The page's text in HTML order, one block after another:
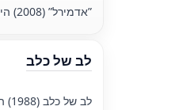
”אדמירל” (2008) היא דרמה היסטורית רוסית המבוססת על חייו ועבודתו של אדמירל קולצ 'אק במלחמת האזרחים.
לב של כלב
לב של כלב (1988) הוא סרט סובייטי, עיבוד לרומן של מיכאיל בולגקוב, שבו כלב הופך לאדם, הופך לקורבן של ניסוי מדעי, ומתמודד עם דילמות מוסריות ופילוסופיות קשות.